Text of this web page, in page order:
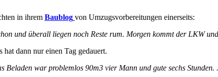
in ihrem Baublog von Umzugsvorbereitungen einerseits:
und überall liegen noch Reste rum. Morgen kommt der LKW
dann nur einen Tag gedauert.
war problemlos 90m3 vier Mann und gute sechs